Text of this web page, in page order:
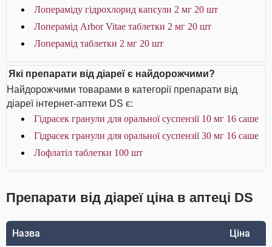
Лопераміду гідрохлорид капсули 2 мг 20 шт
Лоперамід Arbor Vitae таблетки 2 мг 20 шт
Лоперамід таблетки 2 мг 20 шт
Які препарати від діареї є найдорожчими?
Найдорожчими товарами в категорії препарати від
діареї інтернет-аптеки DS є:
Гідрасек гранули для оральної суспензії 10 мг 16 саше
Гідрасек гранули для оральної суспензії 30 мг 16 саше
Лофлатіл таблетки 100 шт
Препарати від діареї ціна в аптеці DS
Назва Ціна